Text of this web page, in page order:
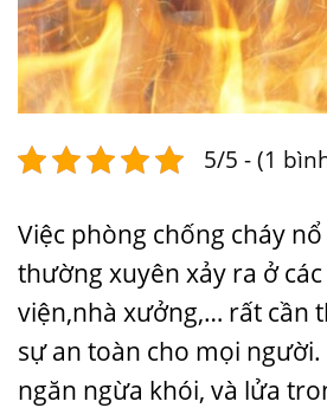
5/5 - (1
Việc phòng chống cháy
thường xuyên xảy ra ở
viện,nhà xưởng,… rất cần
sự an toàn cho mọi
ngăn ngừa khói, và lửa